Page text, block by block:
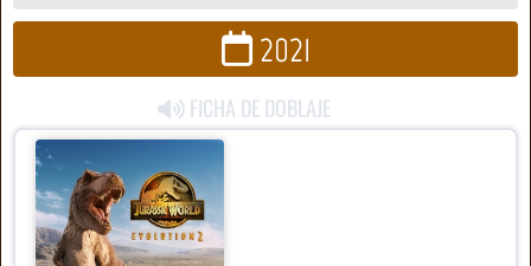
2021
FICHA DE DOBLAJE